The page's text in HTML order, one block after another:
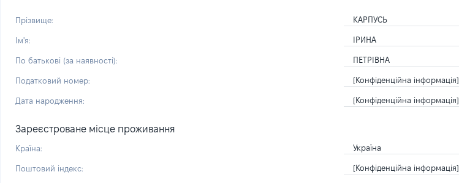
Прізвище: КАРПУСЬ
Ім'я: ІРИНА
По батькові (за наявності): ПЕТРІВНА
Податковий номер: [Конфіденційна інформація]
Дата народження: [Конфіденційна інформація]
Зареєстроване місце проживання
Країна: Україна
Поштовий індекс: [Конфіденційна інформація]